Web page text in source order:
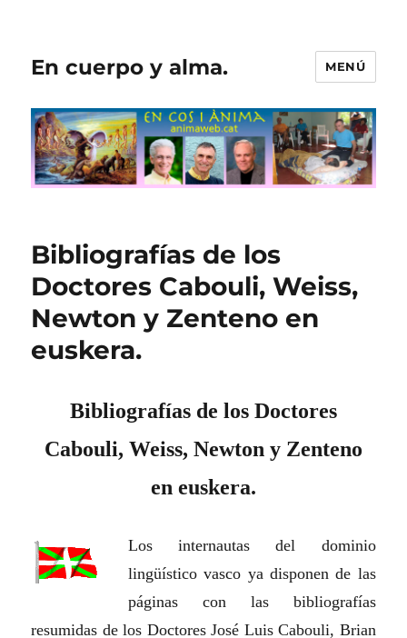
En cuerpo y alma. MENÚ
Bibliografías de los
Doctores Cabouli, Weiss,
Newton y Zenteno en
euskera.
Bibliografías de los Doctores
Cabouli, Weiss, Newton y Zenteno
en euskera.
Los internautas del dominio
lingüístico vasco ya disponen de las
páginas con las bibliografías
resumidas de los Doctores José Luis Cabouli, Brian